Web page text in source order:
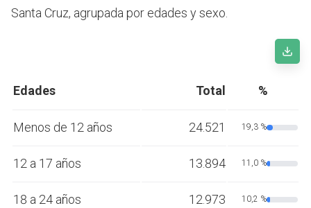
Santa Cruz, agrupada por edades y sexo.
Edades Total %
Menos de 12 años 24.521 19,3 %
12 a 17 años 13.894 11,0 %
18 a 24 años 12.973 10,2 %